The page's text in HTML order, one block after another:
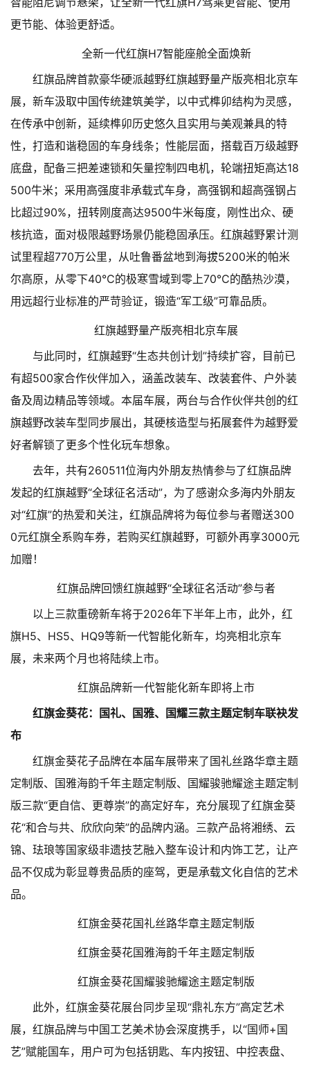
更节能、体验更舒适。
全新一代红旗H7智能座舱全面焕新
红旗品牌首款豪华硬派越野红旗越野量产版亮相北京车
展，新车汲取中国传统建筑美学，以中式榫卯结构为灵感，
在传承中创新，延续榫卯历史悠久且实用与美观兼具的特
性，打造和谐稳固的车身线条；性能层面，搭载百万级越野
底盘，配备三把差速锁和矢量控制四电机，轮端扭矩高达18
500牛米；采用高强度非承载式车身，高强钢和超高强钢占
比超过90%，扭转刚度高达9500牛米每度，刚性出众、硬
核抗造，面对极限越野场景仍能稳固承压。红旗越野累计测
试里程超770万公里，从吐鲁番盆地到海拔5200米的帕米
尔高原，从零下40℃的极寒雪域到零上70℃的酷热沙漠，
用远超行业标准的严苛验证，锻造“军工级”可靠品质。
红旗越野量产版亮相北京车展
与此同时，红旗越野“生态共创计划”持续扩容，目前已
有超500家合作伙伴加入，涵盖改装车、改装套件、户外装
备及周边精品等领域。本届车展，两台与合作伙伴共创的红
旗越野改装车型同步展出，其硬核造型与拓展套件为越野爱
好者解锁了更多个性化玩车想象。
去年，共有260511位海内外朋友热情参与了红旗品牌
发起的红旗越野“全球征名活动”，为了感谢众多海内外朋友
对“红旗”的热爱和关注，红旗品牌将为每位参与者赠送300
0元红旗全系购车券，若购买红旗越野，可额外再享3000元
加赠！
红旗品牌回馈红旗越野“全球征名活动”参与者
以上三款重磅新车将于2026年下半年上市，此外，红
旗H5、HS5、HQ9等新一代智能化新车，均亮相北京车
展，未来两个月也将陆续上市。
红旗品牌新一代智能化新车即将上市
红旗金葵花：国礼、国雅、国耀三款主题定制车联袂发
布
红旗金葵花子品牌在本届车展带来了国礼丝路华章主题
定制版、国雅海韵千年主题定制版、国耀骏驰耀途主题定制
版三款“更自信、更尊崇”的高定好车，充分展现了红旗金葵
花“和合与共、欣欣向荣”的品牌内涵。三款产品将湘绣、云
锦、珐琅等国家级非遗技艺融入整车设计和内饰工艺，让产
品不仅成为彰显尊贵品质的座驾，更是承载文化自信的艺术
品。
红旗金葵花国礼丝路华章主题定制版
红旗金葵花国雅海韵千年主题定制版
红旗金葵花国耀骏驰耀途主题定制版
此外，红旗金葵花展台同步呈现“鼎礼东方”高定艺术
展，红旗品牌与中国工艺美术协会深度携手，以“国师+国
艺”赋能国车，用户可为包括钥匙、车内按钮、中控表盘、